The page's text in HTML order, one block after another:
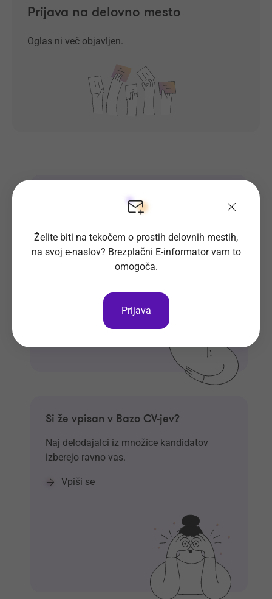
Prijava na delovno mesto
Oglas ni več objavljen.
Prosta delovna mesta direktno na
Prijavi se na E-informator.
Si že vpisan v Bazo CV-jev?
Naj delodajalci iz množice kandidatov
izberejo ravno vas.
Vpiši se
Želite biti na tekočem o prostih delovnih mestih,
na svoj e-naslov? Brezplačni E-informator vam to
omogoča.
Prijava